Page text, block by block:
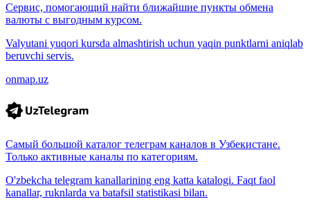
Сервис, помогающий найти ближайшие пункты обмена
валюты с выгодным курсом.
Valyutani yuqori kursda almashtirish uchun yaqin punktlarni aniqlab
beruvchi servis.
onmap.uz
Самый большой каталог телеграм каналов в Узбекистане.
Только активные каналы по категориям.
O'zbekcha telegram kanallarining eng katta katalogi. Faqt faol
kanallar, ruknlarda va batafsil statistikasi bilan.